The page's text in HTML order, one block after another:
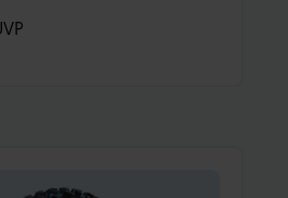
kein zweiter Schwalbe XC-